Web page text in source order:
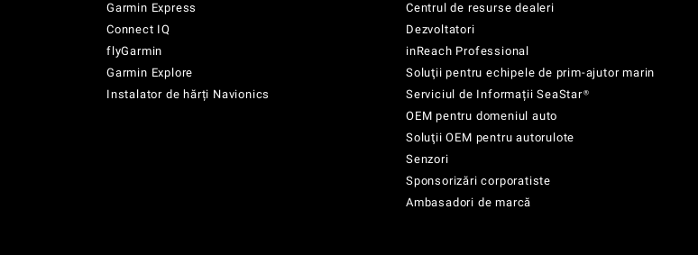
Garmin Express
Connect IQ
flyGarmin
Garmin Explore
Instalator de hărți Navionics
Centrul de resurse dealeri
Dezvoltatori
inReach Professional
Soluţii pentru echipele de prim-ajutor marin
Serviciul de Informații SeaStar®
OEM pentru domeniul auto
Soluţii OEM pentru autorulote
Senzori
Sponsorizări corporatiste
Ambasadori de marcă